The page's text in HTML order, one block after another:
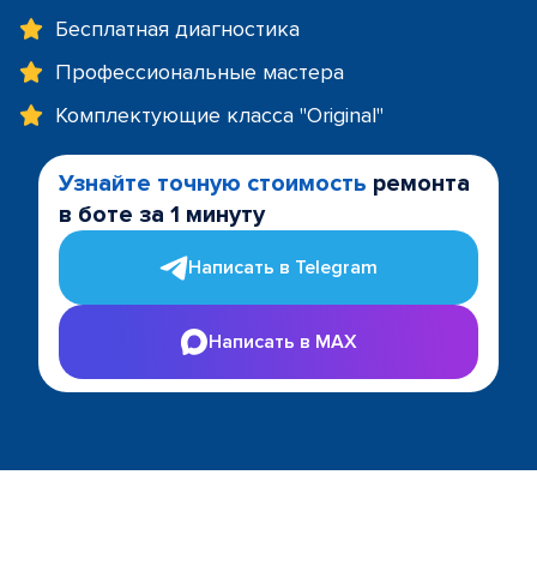
Бесплатная диагностика
Профессиональные мастера
Комплектующие класса "Original"
Узнайте точную стоимость ремонта
в боте за 1 минуту
Написать в Telegram
Написать в MAX